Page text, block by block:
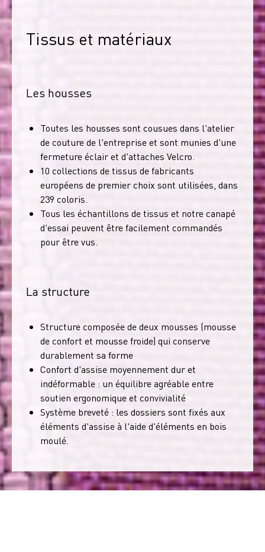
Tissus et matériaux
Les housses
Toutes les housses sont cousues dans l'atelier
de couture de l'entreprise et sont munies d'une
fermeture éclair et d'attaches Velcro.
10 collections de tissus de fabricants
européens de premier choix sont utilisées, dans
239 coloris.
Tous les échantillons de tissus et notre canapé
d'essai peuvent être facilement commandés
pour être vus.
La structure
Structure composée de deux mousses (mousse
de confort et mousse froide) qui conserve
durablement sa forme
Confort d'assise moyennement dur et
indéformable : un équilibre agréable entre
soutien ergonomique et convivialité
Système breveté : les dossiers sont fixés aux
éléments d'assise à l'aide d'éléments en bois
moulé.